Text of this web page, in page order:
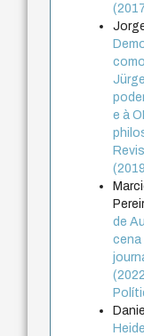
e à
de
cena